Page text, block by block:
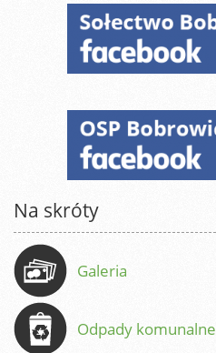
Na skróty
Galeria
Odpady komunalne